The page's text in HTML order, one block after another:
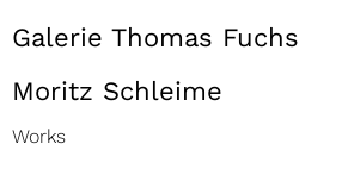
Galerie Thomas Fuchs
Moritz Schleime
Works